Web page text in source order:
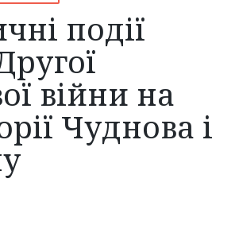
події
війни на
Чуднова і